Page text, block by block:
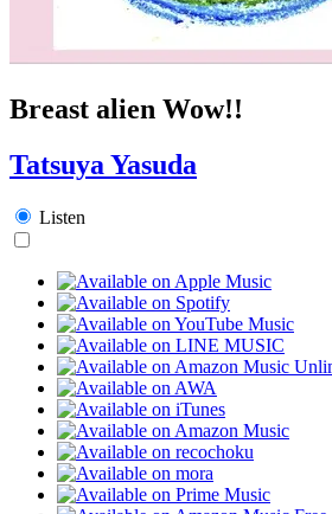
Breast alien Wow!!
Tatsuya Yasuda
Listen